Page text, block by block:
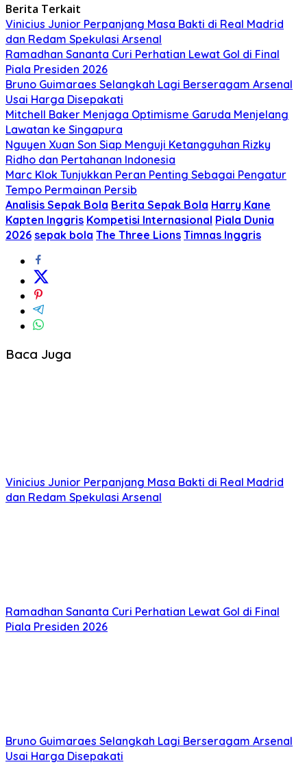
Berita Terkait
Vinicius Junior Perpanjang Masa Bakti di Real Madrid
dan Redam Spekulasi Arsenal
Ramadhan Sananta Curi Perhatian Lewat Gol di Final
Piala Presiden 2026
Bruno Guimaraes Selangkah Lagi Berseragam Arsenal
Usai Harga Disepakati
Mitchell Baker Menjaga Optimisme Garuda Menjelang
Lawatan ke Singapura
Nguyen Xuan Son Siap Menguji Ketangguhan Rizky
Ridho dan Pertahanan Indonesia
Marc Klok Tunjukkan Peran Penting Sebagai Pengatur
Tempo Permainan Persib
Analisis Sepak Bola Berita Sepak Bola Harry Kane
Kapten Inggris Kompetisi Internasional Piala Dunia
2026 sepak bola The Three Lions Timnas Inggris
Baca Juga
Vinicius Junior Perpanjang Masa Bakti di Real Madrid
dan Redam Spekulasi Arsenal
Ramadhan Sananta Curi Perhatian Lewat Gol di Final
Piala Presiden 2026
Bruno Guimaraes Selangkah Lagi Berseragam Arsenal
Usai Harga Disepakati